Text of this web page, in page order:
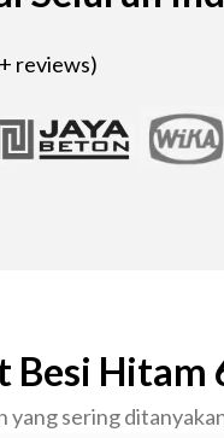
reviews)
Besi Hitam
yang sering